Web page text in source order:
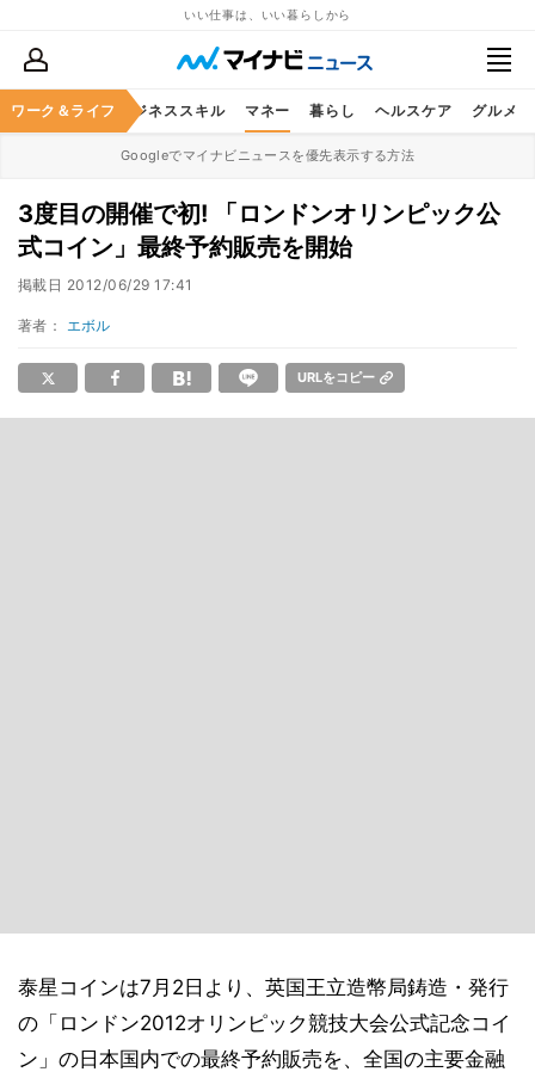
いい仕事は、いい暮らしから
ワーク＆ライフ
キャリア ビジネススキル マネー 暮らし ヘルスケア グルメ
Googleでマイナビニュースを優先表示する方法
3度目の開催で初! 「ロンドンオリンピック公
式コイン」最終予約販売を開始
掲載日 2012/06/29 17:41
著者： エボル
URLをコピー
泰星コインは7月2日より、英国王立造幣局鋳造・発行
の「ロンドン2012オリンピック競技大会公式記念コイ
ン」の日本国内での最終予約販売を、全国の主要金融